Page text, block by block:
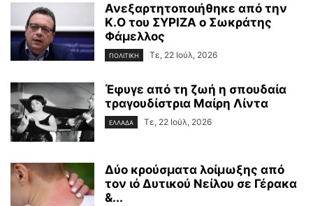
Ανεξαρτητοποιήθηκε από την
Κ.Ο του ΣΥΡΙΖΑ ο Σωκράτης
Φάμελλος
ΠΟΛΙΤΙΚΗ Τε, 22 Ιούλ, 2026
Έφυγε από τη ζωή η σπουδαία
τραγουδίστρια Μαίρη Λίντα
ΕΛΛΑΔΑ Τε, 22 Ιούλ, 2026
Δύο κρούσματα λοίμωξης από
τον ιό Δυτικού Νείλου σε Γέρακα
&...